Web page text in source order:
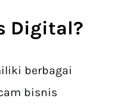
Digital?
berbagai
bisnis